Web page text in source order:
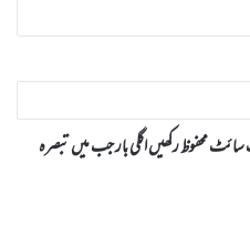
محفوظ رکھیں اگلی بار جب میں تبصرہ